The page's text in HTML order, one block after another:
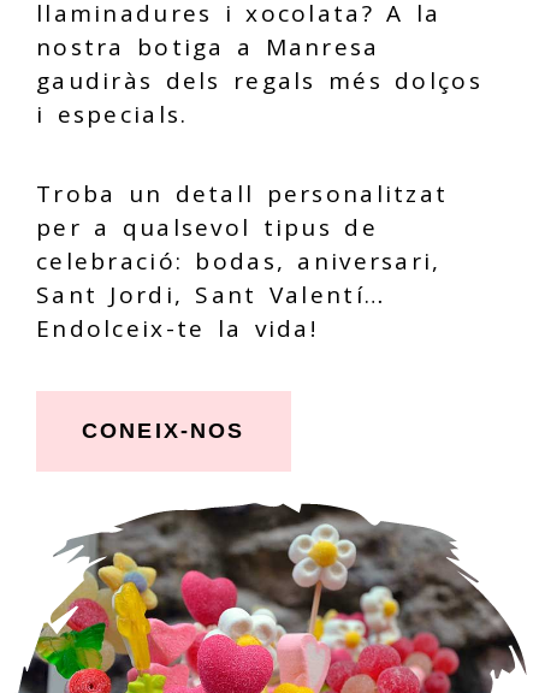
llaminadures i xocolata? A la
nostra botiga a Manresa
gaudiràs dels regals més dolços
i especials.
Troba un detall personalitzat
per a qualsevol tipus de
celebració: bodas, aniversari,
Sant Jordi, Sant Valentí…
Endolceix-te la vida!
CONEIX-NOS